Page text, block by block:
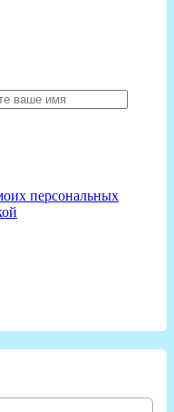
персональных